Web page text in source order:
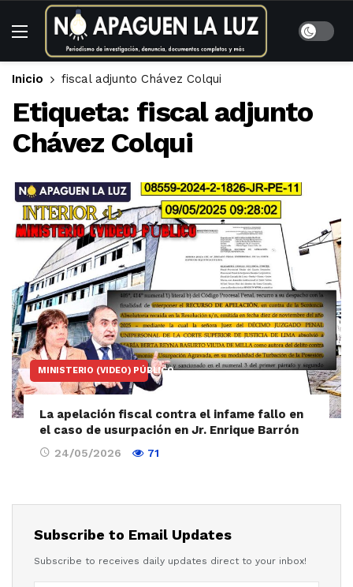
Inicio fiscal adjunto Chávez Colqui
Etiqueta: fiscal adjunto
Chávez Colqui
MINISTERIO (VIDEO) PÚBLICO
La apelación fiscal contra el infame fallo en
el caso de usurpación en Jr. Enrique Barrón
24/05/2026 71
Subscribe to Email Updates
Subscribe to receives daily updates direct to your inbox!